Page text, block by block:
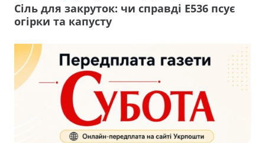
Сіль для закруток: чи справді Е536 псує
огірки та капусту